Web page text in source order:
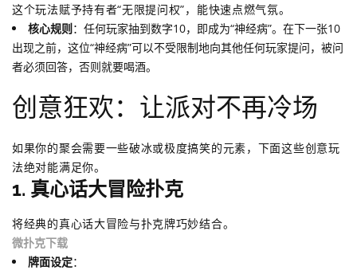
这个玩法赋予持有者“无限提问权”，能快速点燃气氛。
核心规则：任何玩家抽到数字10，即成为“神经病”。在下一张10
出现之前，这位“神经病”可以不受限制地向其他任何玩家提问，被问
者必须回答，否则就要喝酒。
创意狂欢：让派对不再冷场
如果你的聚会需要一些破冰或极度搞笑的元素，下面这些创意玩
法绝对能满足你。
1. 真心话大冒险扑克
将经典的真心话大冒险与扑克牌巧妙结合。
微扑克下载
牌面设定：